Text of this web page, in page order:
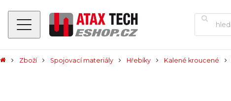
Zboží Spojovací materiály Hřebíky Kalené kroucené